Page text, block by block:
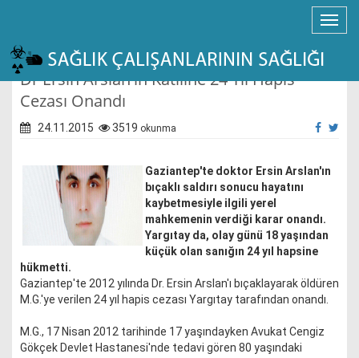
Dr Ersin Arslan'ın Katiline 24 Yıl Hapis
Cezası Onandı
24.11.2015 3519 okunma
Gaziantep'te doktor Ersin Arslan'ın
bıçaklı saldırı sonucu hayatını
kaybetmesiyle ilgili yerel
mahkemenin verdiği karar onandı.
Yargıtay da, olay günü 18 yaşından
küçük olan sanığın 24 yıl hapsine
hükmetti.
Gaziantep'te 2012 yılında Dr. Ersin Arslan'ı bıçaklayarak öldüren
M.G.'ye verilen 24 yıl hapis cezası Yargıtay tarafından onandı.
M.G., 17 Nisan 2012 tarihinde 17 yaşındayken Avukat Cengiz
Gökçek Devlet Hastanesi'nde tedavi gören 80 yaşındaki